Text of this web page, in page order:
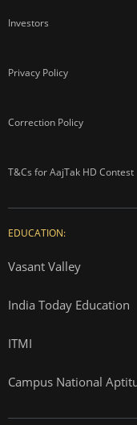
Investors
Privacy Policy
Correction Policy
T&Cs for AajTak HD Contest
EDUCATION:
Vasant Valley
India Today Education
ITMI
Campus National